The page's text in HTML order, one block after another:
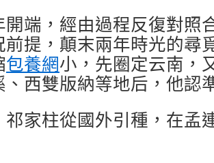
開端，經由過程反復對照
前提，顛末兩年時光的尋
包養網小，先圈定云南，
、西雙版納等地后，他認
祁家柱從國外引種，在孟